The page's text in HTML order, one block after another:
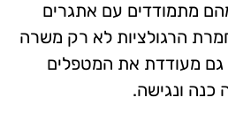
מתמודדים עם אתגרים
הרגולציות לא רק משרה
גם מעודדת את המטפלים
כנה ונגישה.